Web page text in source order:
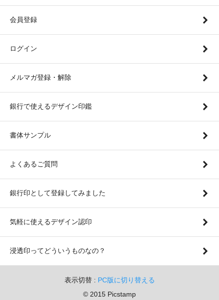
会員登録
ログイン
メルマガ登録・解除
銀行で使えるデザイン印鑑
書体サンプル
よくあるご質問
銀行印として登録してみました
気軽に使えるデザイン認印
浸透印ってどういうものなの？
表示切替 : PC版に切り替える
© 2015 Picstamp